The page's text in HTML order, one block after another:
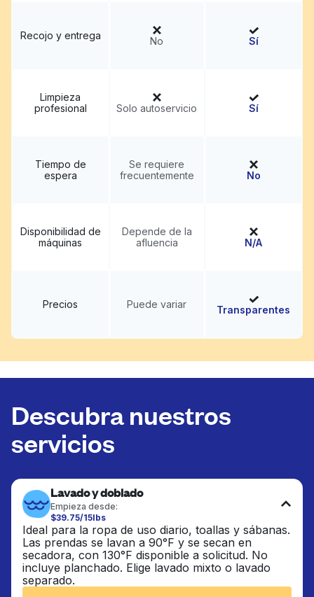
Recojo y entrega No Sí
Limpieza
profesional
Solo autoservicio Sí
Tiempo de
espera
Se requiere
frecuentemente
No
Disponibilidad de
máquinas
Depende de la
afluencia
N/A
Precios Puede variar Transparentes
Descubra nuestros
servicios
Lavado y doblado
Empieza desde:
$39.75/15lbs
Ideal para la ropa de uso diario, toallas y sábanas.
Las prendas se lavan a 90°F y se secan en
secadora, con 130°F disponible a solicitud. No
incluye planchado. Elige lavado mixto o lavado
separado.